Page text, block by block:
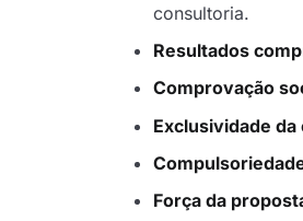
consultoria.
Resultados
Comprovação
Exclusividade da
Força da